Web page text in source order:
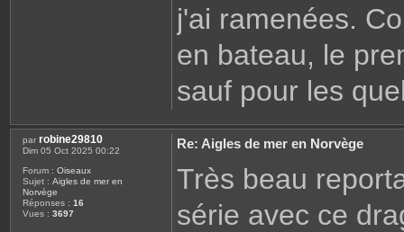
j'ai ramenées.
en bateau, le
sauf pour les
par robine29810
Dim 05 Oct 2025 00:22
Forum : Oiseaux
Sujet : Aigles de mer en
Norvège
Réponses : 16
Vues : 3697
Re: Aigles de mer en Norvège
Très beau
série avec ce